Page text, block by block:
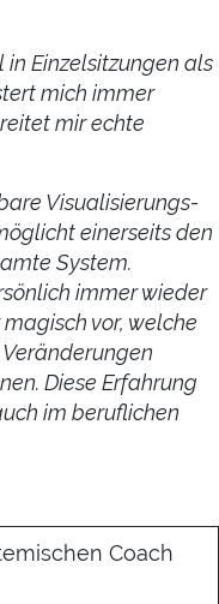
in Einzelsitzungen als
mich immer
mir echte
Visualisierungs-
einerseits den
System.
immer wieder
vor, welche
Diese Erfahrung
im beruflichen
Coach